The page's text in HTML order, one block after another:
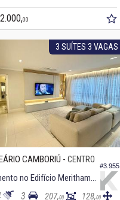
00
3 SUÍTES 3 VAGAS
#3.955
CAMBORIÚ - CENTRO
Apartamento no Edifício Merithamon
3 207,00 128,00